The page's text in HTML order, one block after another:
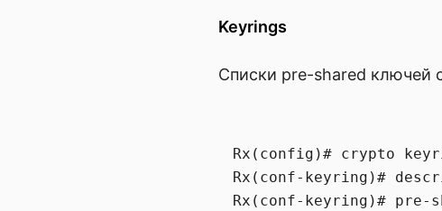
Keyrings
Списки pre-shared ключей
Rx(config)# crypto
Rx(conf-keyring)#